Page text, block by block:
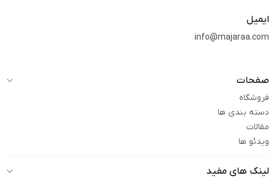
ایمیل
info@majaraa.com
صفحات
فروشگاه
دسته بندی ها
مقالات
ویدئو ها
لینک های مفید